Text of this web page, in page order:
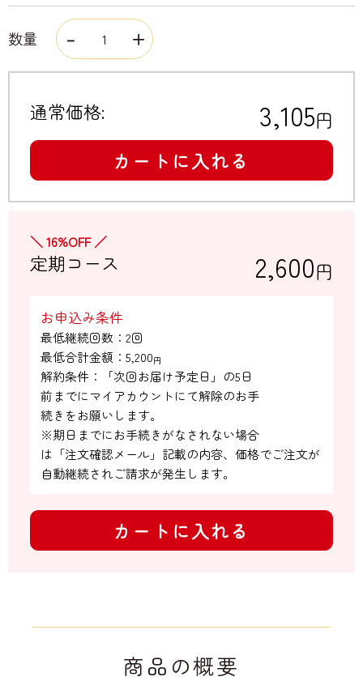
数量
通常価格: 3,105円
カートに入れる
＼ 16%OFF ／
定期コース 2,600円
お申込み条件
最低継続回数：2回
最低合計金額： 5,200円
解約条件：「次回お届け予定日」の5日
前までにマイアカウントにて解除のお手
続きをお願いします。
※期日までにお手続きがなされない場合
は「注文確認メール」記載の内容、価格でご注文が
自動継続されご請求が発生します。
カートに入れる
商品の概要